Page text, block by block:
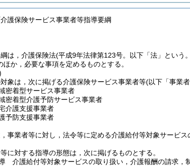
護保険サービス事業者等指導要綱
は，介護保険法(平成9年法律第123号。以下「法」という
ほか，必要な事項を定めるものとする。
象は，次に掲げる介護保険サービス事業者等(以下「事業
密着型サービス事業者
密着型介護予防サービス事業者
介護支援事業者
予防支援事業者
事業者等に対し，法令等に定める介護給付等対象サービ
に対する指導の形態は，次に掲げるものとする。
介護給付等対象サービスの取り扱い，介護報酬の請求，